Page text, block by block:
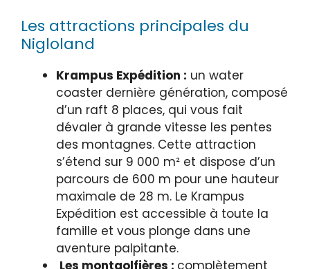
Les attractions principales du
Nigloland
Krampus Expédition : un water
coaster dernière génération, composé
d’un raft 8 places, qui vous fait
dévaler à grande vitesse les pentes
des montagnes. Cette attraction
s’étend sur 9 000 m² et dispose d’un
parcours de 600 m pour une hauteur
maximale de 28 m. Le Krampus
Expédition est accessible à toute la
famille et vous plonge dans une
aventure palpitante.
Les montgolfières : complètement